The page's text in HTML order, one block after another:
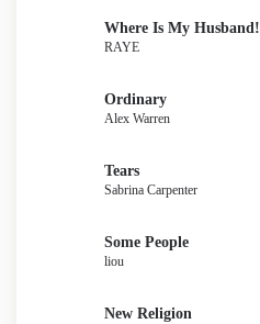
Where Is My Husband!
RAYE
Ordinary
Alex Warren
Tears
Sabrina Carpenter
Some People
liou
New Religion